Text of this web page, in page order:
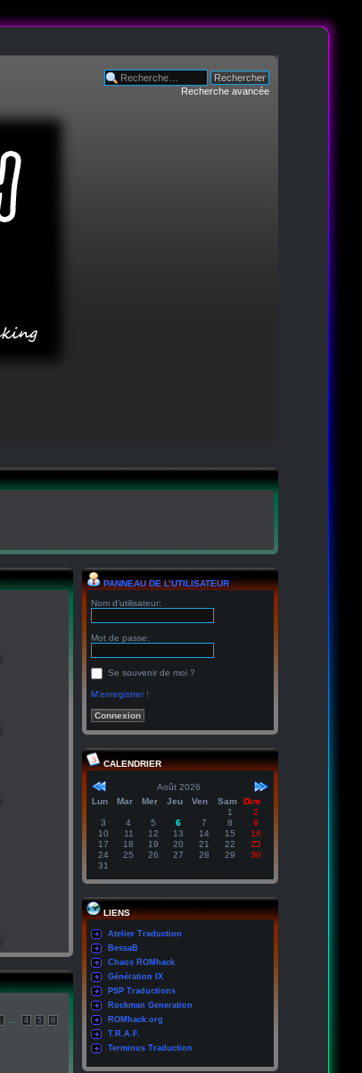
Recherche avancée
4 5 6
PANNEAU DE L’UTILISATEUR
Nom d’utilisateur:
Mot de passe:
Se souvenir de moi ?
M’enregistrer !
CALENDRIER
Août 2026
Lun
Mar Mer Jeu Ven Sam
Dim
1
2
3
4 5 6 7 8
9
10
11 12 13 14 15
16
17
18 19 20 21 22
23
24
25 26 27 28 29
30
31
LIENS
Atelier Traduction
BessaB
Chaos ROMhack
Génération IX
PSP Traductions
Rockman Generation
ROMhack.org
T.R.A.F.
Terminus Traduction